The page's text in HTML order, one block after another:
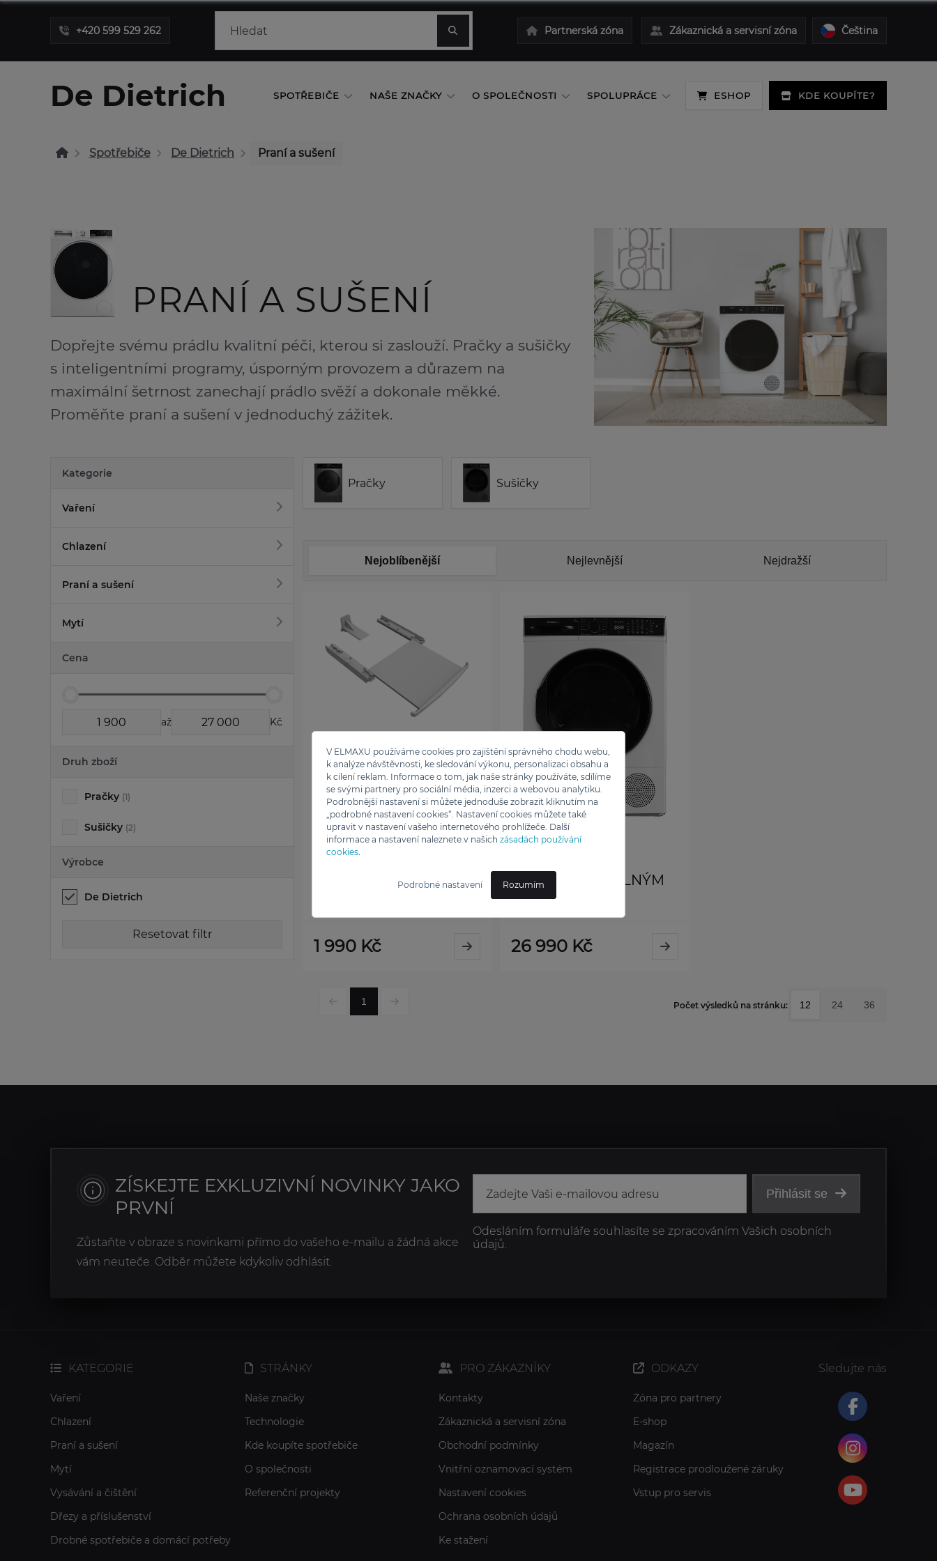
V ELMAXU používáme cookies pro zajištění správného chodu webu,
k analýze návštěvnosti, ke sledování výkonu, personalizaci obsahu a
k cílení reklam. Informace o tom, jak naše stránky používáte, sdílíme
se svými partnery pro sociální média, inzerci a webovou analytiku.
Podrobnější nastavení si můžete jednoduše zobrazit kliknutím na
„podrobné nastavení cookies“. Nastavení cookies můžete také
upravit v nastavení vašeho internetového prohlížeče. Další
informace a nastavení naleznete v našich zásadách používání
cookies.
Podrobné nastavení Rozumím
+420 599 529 262 Partnerská zóna Zákaznická a servisní zóna Čeština
De Dietrich SPOTŘEBIČE NAŠE ZNAČKY O SPOLEČNOSTI SPOLUPRÁCE ESHOP KDE KOUPÍTE?
Spotřebiče De Dietrich Praní a sušení
PRANÍ A SUŠENÍ
Dopřejte svému prádlu kvalitní péči, kterou si zaslouží. Pračky a sušičky
s inteligentními programy, úsporným provozem a důrazem na
maximální šetrnost zanechají prádlo svěží a dokonale měkké.
Proměňte praní a sušení v jednoduchý zážitek.
Kategorie
Vaření
Chlazení
Praní a sušení
Mytí
Cena
až Kč
Druh zboží
Pračky (1)
Sušičky (2)
Výrobce
De Dietrich
Resetovat filtr
Pračky Sušičky
Nejoblíbenější Nejlevnější Nejdražší
MEZIKUS SPOJOVACÍ
ZÁSUVKOU KITDD394
1 990 Kč
SUŠIČKA S TEPELNÝM
ČERPADLEM
DDF594HWE
26 990 Kč
1 Počet výsledků na stránku: 12 24 36
ZÍSKEJTE EXKLUZIVNÍ NOVINKY JAKO
PRVNÍ
Zůstaňte v obraze s novinkami přímo do vašeho e-mailu a žádná akce
vám neuteče. Odběr můžete kdykoliv odhlásit.
Přihlásit se
Odesláním formuláře souhlasíte se zpracováním Vašich osobních
údajů.
KATEGORIE
Vaření
Chlazení
Praní a sušení
Mytí
Vysávání a čištění
Dřezy a příslušenství
Drobné spotřebiče a domácí potřeby
STRÁNKY
Naše značky
Technologie
Kde koupíte spotřebiče
O společnosti
Referenční projekty
PRO ZÁKAZNÍKY
Kontakty
Zákaznická a servisní zóna
Obchodní podmínky
Vnitřní oznamovací systém
Nastavení cookies
Ochrana osobních údajů
Ke stažení
ODKAZY
Zóna pro partnery
E-shop
Magazín
Registrace prodloužené záruky
Vstup pro servis
Sledujte nás